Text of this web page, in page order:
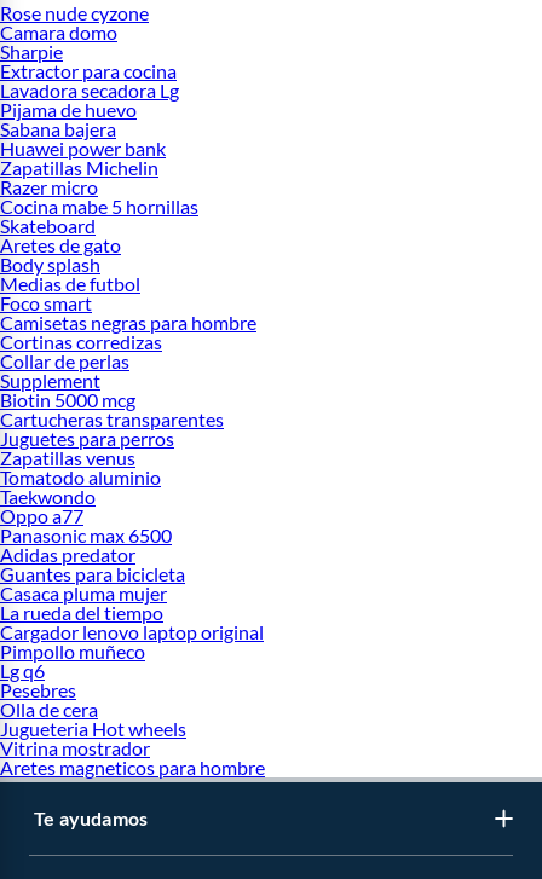
Rose nude cyzone
Camara domo
Sharpie
Extractor para cocina
Lavadora secadora Lg
Pijama de huevo
Sabana bajera
Huawei power bank
Zapatillas Michelin
Razer micro
Cocina mabe 5 hornillas
Skateboard
Aretes de gato
Body splash
Medias de futbol
Foco smart
Camisetas negras para hombre
Cortinas corredizas
Collar de perlas
Supplement
Biotin 5000 mcg
Cartucheras transparentes
Juguetes para perros
Zapatillas venus
Tomatodo aluminio
Taekwondo
Oppo a77
Panasonic max 6500
Adidas predator
Guantes para bicicleta
Casaca pluma mujer
La rueda del tiempo
Cargador lenovo laptop original
Pimpollo muñeco
Lg q6
Pesebres
Olla de cera
Jugueteria Hot wheels
Vitrina mostrador
Aretes magneticos para hombre
Te ayudamos